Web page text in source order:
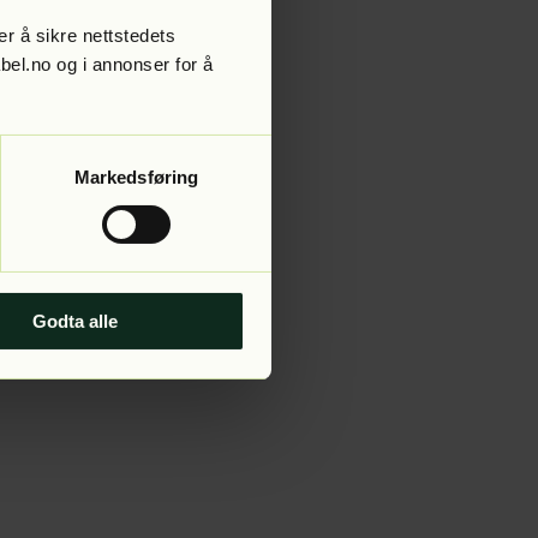
å sikre nettstedets
og i annonser for å
Markedsføring
Godta alle